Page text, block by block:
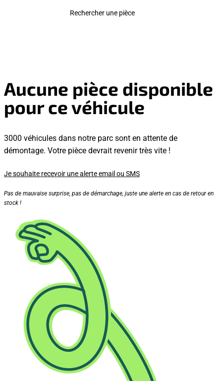
Rechercher une pièce
Aucune pièce disponible
pour ce véhicule
3000 véhicules dans notre parc sont en attente de
démontage. Votre pièce devrait revenir très vite !
Je souhaite recevoir une alerte email ou SMS
Pas de mauvaise surprise, pas de démarchage, juste une alerte en cas de retour en
stock !